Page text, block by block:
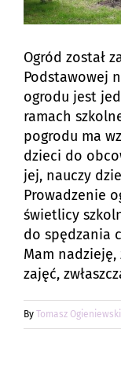
Ogród został
Podstawowej
ogrodu jest
ramach
pogrodu ma
dzieci do
jej, nauczy
Prowadzenie
świetlicy
do spędzania
Mam nadzieję,
zajęć,
By Tomasz Ogieniewski